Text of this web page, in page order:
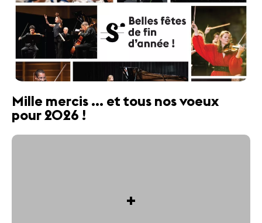
Mille mercis ... et tous nos voeux
pour 2026 !
+